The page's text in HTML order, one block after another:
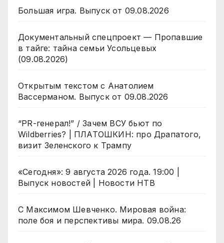
Большая игра. Выпуск от 09.08.2026
Документальный спецпроект — Пропавшие
в тайге: тайна семьи Усольцевых
(09.08.2026)
Открытым текстом с Анатолием
Вассерманом. Выпуск от 09.08.2026
“PR-генерал!” / Зачем ВСУ бьют по
Wildberries? | ПЛАТОШКИН: про Драпатого,
визит Зеленского к Трампу
«Сегодня»: 9 августа 2026 года. 19:00 |
Выпуск новостей | Новости НТВ
С Максимом Шевченко. Мировая война:
поле боя и перспективы мира. 09.08.26